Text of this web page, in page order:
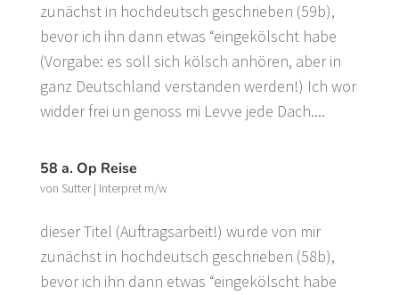
zunächst in hochdeutsch geschrieben (59b),
bevor ich ihn dann etwas “eingekölscht habe
(Vorgabe: es soll sich kölsch anhören, aber in
ganz Deutschland verstanden werden!) Ich wor
widder frei un genoss mi Levve jede Dach....
58 a. Op Reise
von Sutter| Interpret m/w
dieser Titel (Auftragsarbeit!) wurde von mir
zunächst in hochdeutsch geschrieben (58b),
bevor ich ihn dann etwas “eingekölscht habe